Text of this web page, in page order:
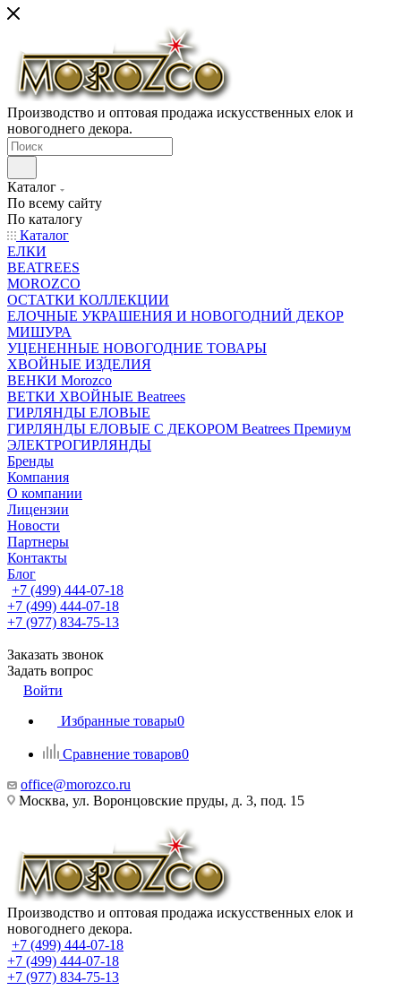
Производство и оптовая продажа искусственных елок и
новогоднего декора.
Каталог
По всему сайту
По каталогу
Каталог
ЕЛКИ
BEATREES
MOROZCO
ОСТАТКИ КОЛЛЕКЦИИ
ЕЛОЧНЫЕ УКРАШЕНИЯ И НОВОГОДНИЙ ДЕКОР
МИШУРА
УЦЕНЕННЫЕ НОВОГОДНИЕ ТОВАРЫ
ХВОЙНЫЕ ИЗДЕЛИЯ
ВЕНКИ Morozco
ВЕТКИ ХВОЙНЫЕ Beatrees
ГИРЛЯНДЫ ЕЛОВЫЕ
ГИРЛЯНДЫ ЕЛОВЫЕ С ДЕКОРОМ Beatrees Премиум
ЭЛЕКТРОГИРЛЯНДЫ
Бренды
Компания
О компании
Лицензии
Новости
Партнеры
Контакты
Блог
+7 (499) 444-07-18
+7 (499) 444-07-18
+7 (977) 834-75-13
Заказать звонок
Задать вопрос
Войти
Избранные товары0
Сравнение товаров0
office@morozco.ru
Москва, ул. Воронцовские пруды, д. 3, под. 15
Производство и оптовая продажа искусственных елок и
новогоднего декора.
+7 (499) 444-07-18
+7 (499) 444-07-18
+7 (977) 834-75-13